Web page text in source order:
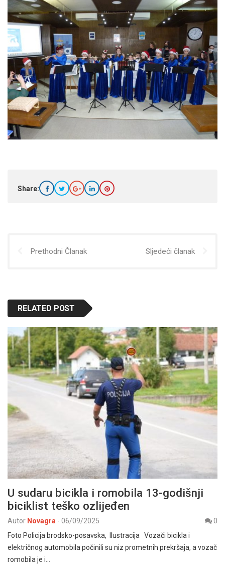
Share:
Prethodni Članak Sljedeći članak
RELATED POST
U sudaru bicikla i romobila 13-godišnji
biciklist teško ozlijeđen
Autor Novagra - 06/09/2025
0
Foto Policija brodsko-posavska, Ilustracija Vozači bicikla i
električnog automobila počinili su niz prometnih prekršaja, a vozač
romobila je i…